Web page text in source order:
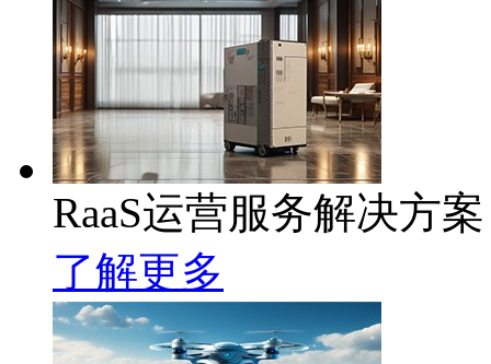
RaaS运营服务解决方案
了解更多